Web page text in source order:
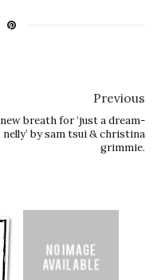
Previous
new breath for ‘just a dream-
nelly’ by sam tsui & christina
grimmie.